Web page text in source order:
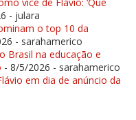
- julara
o top 10 da
- sarahamerico
Brasil na educação e
- 8/5/2026 - sarahamerico
em dia de anúncio da